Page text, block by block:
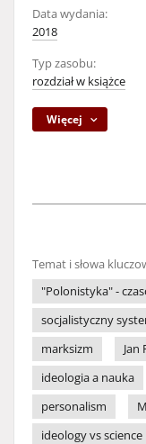
Data wydania:
2018
Typ zasobu:
rozdział w książce
Więcej
Temat i słowa
"Polonistyka" -
socjalistyczny
marksizm
Jan
ideologia a nauka
personalism
ideology vs science